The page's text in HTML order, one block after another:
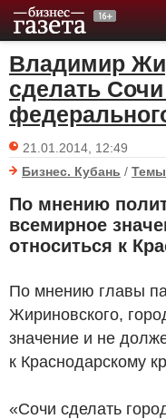
Владимир
сделать
21.01.2014, 12:49
Бизнес. Кубань /
По мнению
всемирное
относиться к
По мнению главы
Жириновского,
значение и не
к Краснодарскому
«Сочи сделать